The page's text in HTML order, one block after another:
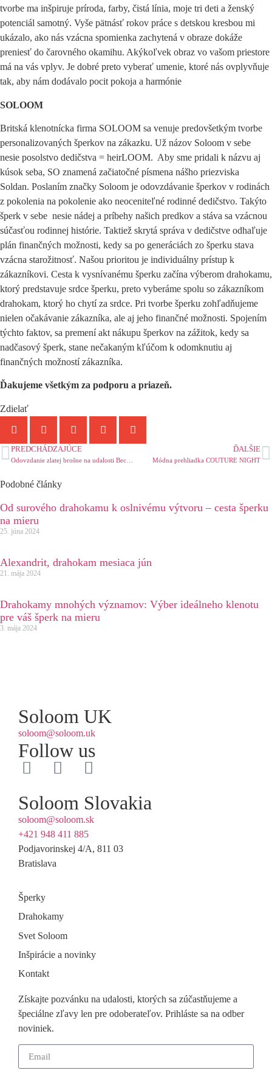
tvorbe ma inšpiruje príroda, farby, čistá línia, moje tri deti a ženský
potenciál samotný. Vyše pätnásť rokov práce s detskou kresbou mi
ukázalo, ako nás vzácna spomienka zachytená v obraze dokáže
preniesť do čarovného okamihu. Akýkoľvek obraz vo vašom priestore
má na vás vplyv. Je dobré preto vyberať umenie, ktoré nás ovplyvňuje
tak, aby nám dodávalo pocit pokoja a harmónie
SOLOOM
Britská klenotnícka firma SOLOOM sa venuje predovšetkým tvorbe
personalizovaných šperkov na zákazku. Už názov Soloom v sebe
nesie posolstvo dedičstva = heirLOOM. Aby sme pridali k názvu aj
kúsok seba, SO znamená začiatočné písmena nášho priezviska
Soldan. Poslaním značky Soloom je odovzdávanie šperkov v rodinách
z pokolenia na pokolenie ako neoceniteľné rodinné dedičstvo. Takýto
šperk v sebe nesie nádej a príbehy našich predkov a stáva sa vzácnou
súčasťou rodinnej histórie. Taktiež skrytá správa v dedičstve odhaľuje
plán finančných možnosti, kedy sa po generáciách zo šperku stava
vzácna starožitnosť. Našou prioritou je individuálny prístup k
zákazníkovi. Cesta k vysnívanému šperku začína výberom drahokamu,
ktorý predstavuje srdce šperku, preto vyberáme spolu so zákazníkom
drahokam, ktorý ho chytí za srdce. Pri tvorbe šperku zohľadňujeme
nielen očakávanie zákazníka, ale aj jeho finančné možnosti. Spojením
týchto faktov, sa premení akt nákupu šperkov na zážitok, kedy sa
nadčasový šperk, stane nečakaným kľúčom k odomknutiu aj
finančných možností zákazníka.
Ďakujeme všetkým za podporu a priazeň.
Zdielať
PREDCHÁDZAJÚCE ĎALŠIE
Módna prehliadka COUTURE NIGHT
Podobné články
Od surového drahokamu k oslnivému výtvoru – cesta šperku
na mieru
25. júna 2024
Alexandrit, drahokam mesiaca jún
21. mája 2024
Drahokamy mnohých významov: Výber ideálneho klenotu
pre váš šperk na mieru
3. mája 2024
Soloom UK
soloom@soloom.uk
Follow us
Soloom Slovakia
soloom@soloom.sk
+421 948 411 885
Podjavorinskej 4/A, 811 03
Bratislava
Šperky
Drahokamy
Svet Soloom
Inšpirácie a novinky
Kontakt
Získajte pozvánku na udalosti, ktorých sa zúčastňujeme a
špeciálne zľavy len pre odoberateľov. Prihláste sa na odber
noviniek.